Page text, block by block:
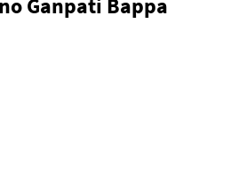
Ganpati Bappa